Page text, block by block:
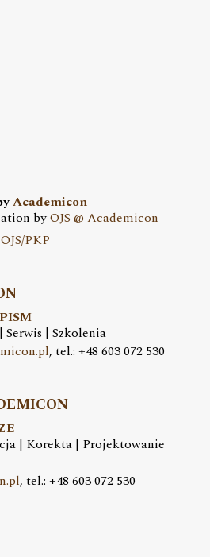
Academicon
byOJS @ Academicon
OJS/PKP
| Szkolenia
, tel.: +48 603 072 530
| Korekta | Projektowanie
, tel.: +48 603 072 530